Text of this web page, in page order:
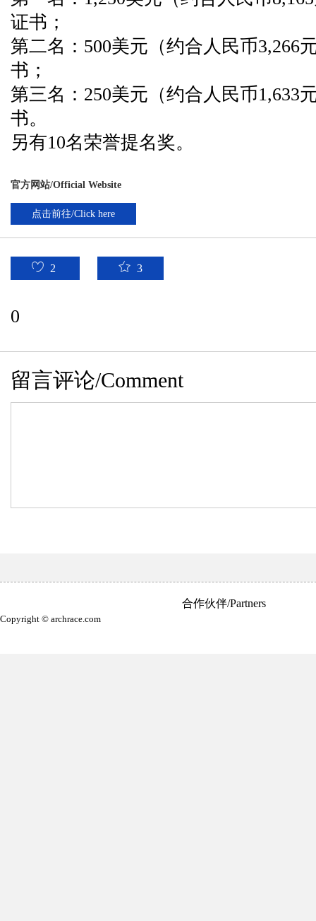
证书；
第二名：500美元（约合人民币3,266
书；
第三名：250美元（约合人民币1,633
书。
另有10名荣誉提名奖。
官方网站/Official Website
点击前往/Click here
2 3
0
留言评论/Comment
Copyright © archrace.com
合作伙伴/Partners